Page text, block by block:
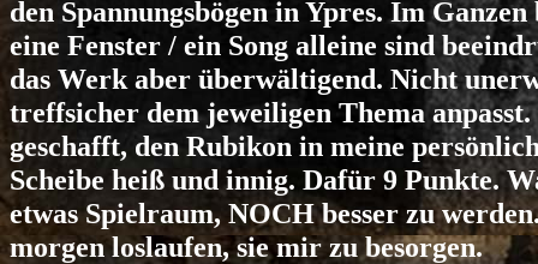
den Spannungsbögen in Ypres. Im
eine Fenster / ein Song alleine sind
das Werk aber überwältigend. Nicht
treffsicher dem jeweiligen Thema
geschafft, den Rubikon in meine
Scheibe heiß und innig. Dafür 9 Punkte.
etwas Spielraum, NOCH besser zu
morgen loslaufen, sie mir zu besorgen.